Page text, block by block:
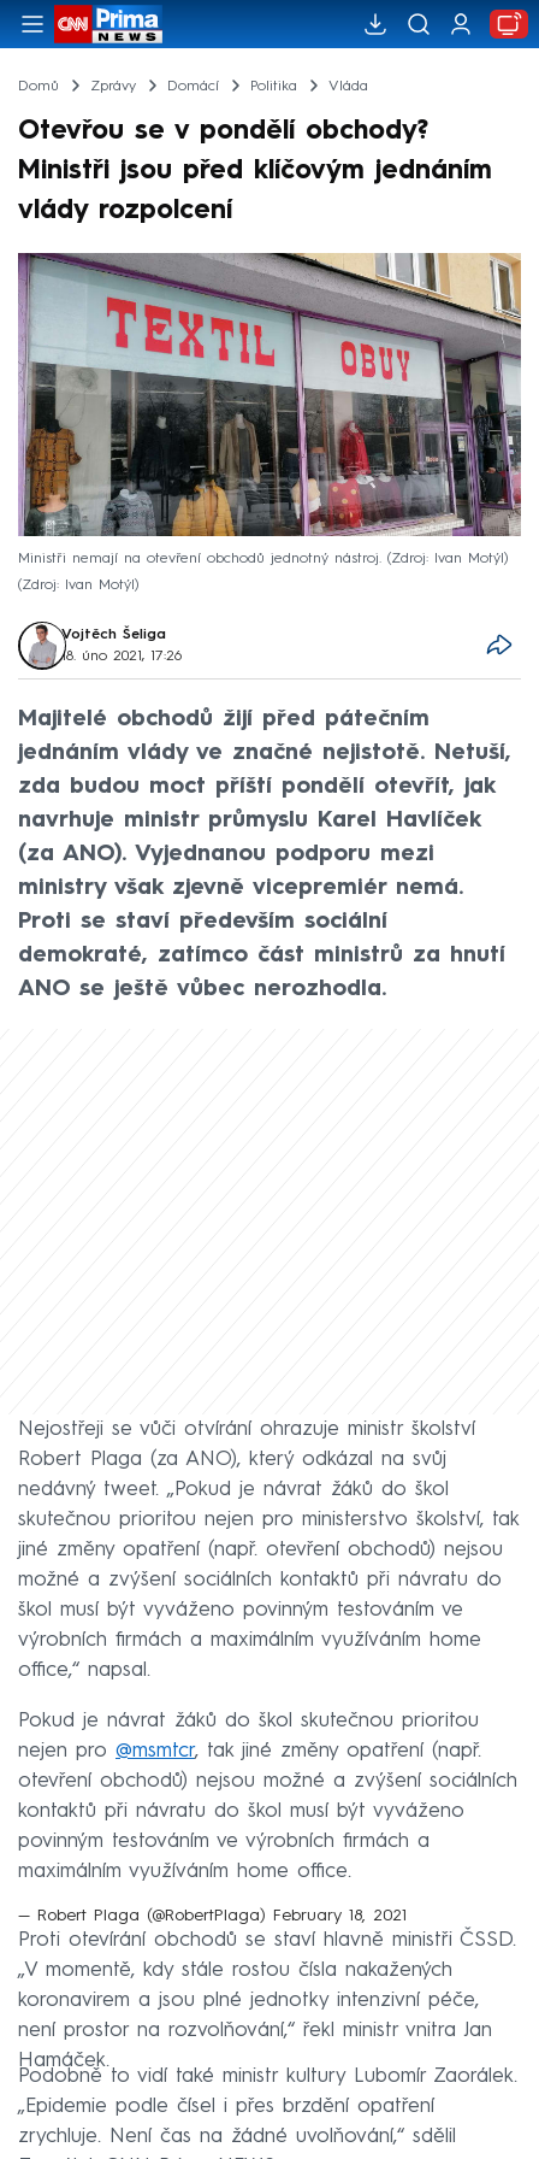
Domů Zprávy Domácí Politika Vláda
Otevřou se v pondělí obchody?
Ministři jsou před klíčovým jednáním
vlády rozpolcení
Ministři nemají na otevření obchodů jednotný nástroj. (Zdroj: Ivan Motýl)
Zdroj: Ivan Motýl
Vojtěch Šeliga
18. úno 2021, 17:26
Majitelé obchodů žijí před pátečním
jednáním vlády ve značné nejistotě. Netuší,
zda budou moct příští pondělí otevřít, jak
navrhuje ministr průmyslu Karel Havlíček
(za ANO). Vyjednanou podporu mezi
ministry však zjevně vicepremiér nemá.
Proti se staví především sociální
demokraté, zatímco část ministrů za hnutí
ANO se ještě vůbec nerozhodla.
Nejostřeji se vůči otvírání ohrazuje ministr školství
Robert Plaga (za ANO), který odkázal na svůj
nedávný tweet. „Pokud je návrat žáků do škol
skutečnou prioritou nejen pro ministerstvo školství, tak
jiné změny opatření (např. otevření obchodů) nejsou
možné a zvýšení sociálních kontaktů při návratu do
škol musí být vyváženo povinným testováním ve
výrobních firmách a maximálním využíváním home
office,“ napsal.
Pokud je návrat žáků do škol skutečnou prioritou
nejen pro @msmtcr, tak jiné změny opatření (např.
otevření obchodů) nejsou možné a zvýšení sociálních
kontaktů při návratu do škol musí být vyváženo
povinným testováním ve výrobních firmách a
maximálním využíváním home office.
— Robert Plaga (@RobertPlaga) February 18, 2021
Proti otevírání obchodů se staví hlavně ministři ČSSD.
„V momentě, kdy stále rostou čísla nakažených
koronavirem a jsou plné jednotky intenzivní péče,
není prostor na rozvolňování,“ řekl ministr vnitra Jan
Hamáček.
Podobně to vidí také ministr kultury Lubomír Zaorálek.
„Epidemie podle čísel i přes brzdění opatření
zrychluje. Není čas na žádné uvolňování,“ sdělil